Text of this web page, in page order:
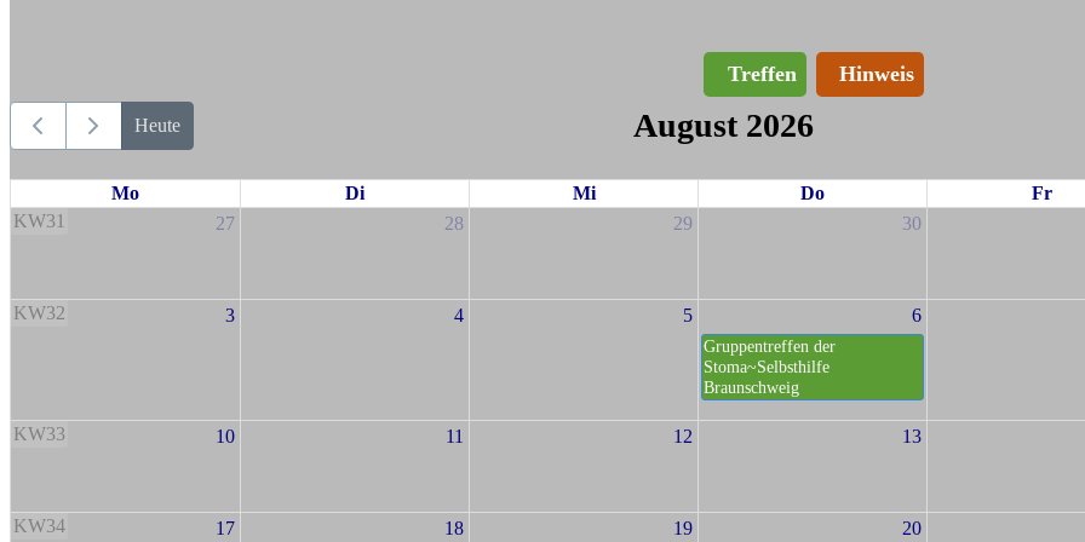
Treffen Hinweis
Heute August 2026
Mo Di Mi Do
Fr
KW31
27 28 29 30
KW32 3 4 5 6
Gruppentreffen der
Stoma~Selbsthilfe
Braunschweig
KW33 10 11 12 13
KW34 17 18 19 20